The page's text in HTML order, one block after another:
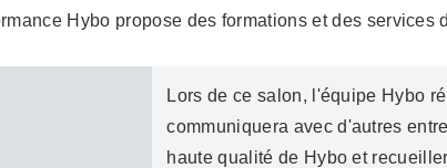
Hybo propose des formations et des services
Lors de ce salon, l'équipe Hybo
communiquera avec d'autres
haute qualité de Hybo et